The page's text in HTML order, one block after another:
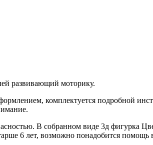
развивающий моторику.
комплектуется подробной
В собранном виде 3д фигурка
6 лет, возможно понадобится помощь